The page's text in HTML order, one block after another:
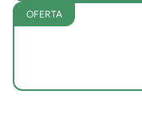
OFERTA